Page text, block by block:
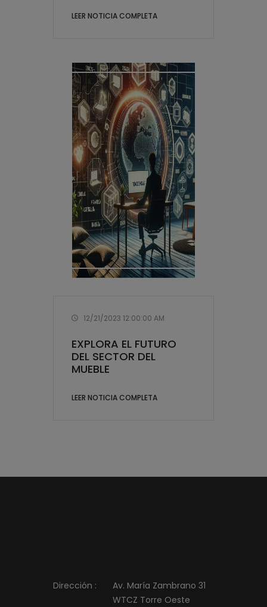
LEER NOTICIA COMPLETA
12/21/2023 12:00:00 AM
EXPLORA EL FUTURO
DEL SECTOR DEL
MUEBLE
LEER NOTICIA COMPLETA
Dirección :
Av. María Zambrano 31
WTCZ Torre Oeste